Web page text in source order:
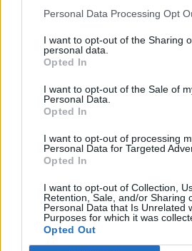
Personal Data Processing Opt
I want to opt-out of the Sharing
personal data.
Opted In
I want to opt-out of the Sale of
Personal Data.
Opted In
I want to opt-out of processing
Personal Data for Targeted
Opted In
I want to opt-out of Collection,
Retention, Sale, and/or Sharing
Personal Data that Is Unrelated
Purposes for which it was
Opted Out
Corradi: «Battiamo la
Rientrano Mihajlovic e
Palo di Stankovic, traverse
Corradi e Mihajlovic: il
posto si gioca negli ultimi
25/04/2004